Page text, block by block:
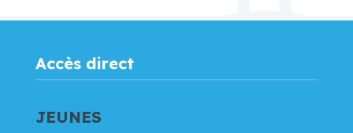
Accès direct
JEUNES